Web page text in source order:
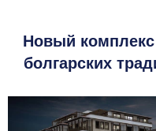
Новый комплекс
болгарских